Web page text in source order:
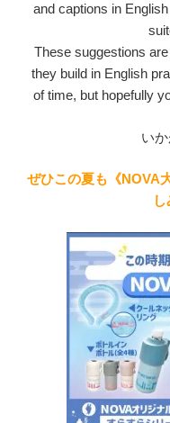
and captions in
These suggestions
they build in English
of time, but hopefully
い
ぜひこの夏も《NOVA